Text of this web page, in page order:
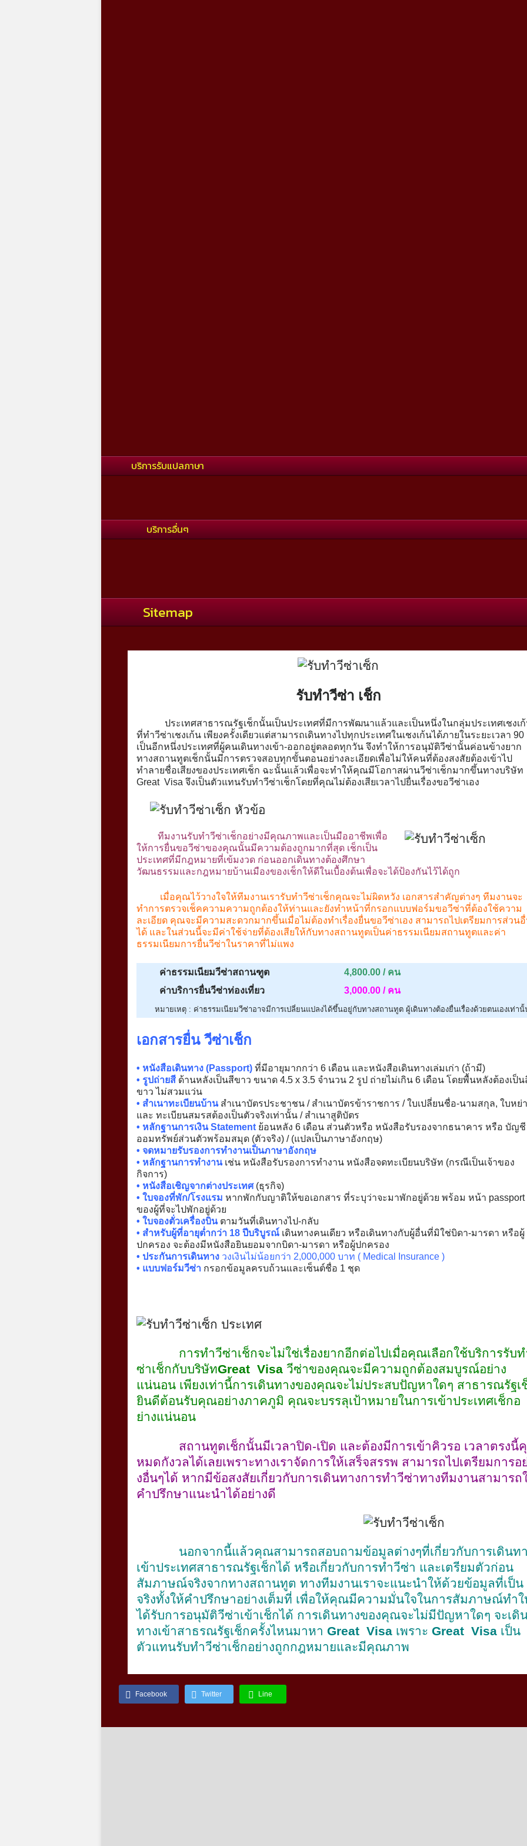
บริการรับแปลภาษา
บริการอื่นๆ
Sitemap
รับทำวีซ่า เช็ก
ประเทศสาธารณรัฐเช็กนั้นเป็นประเทศที่มีการพัฒนาแล้วและเป็นหนึ่งในกลุ่มประเทศเชงเ
ที่ทำวีซ่าเชงเก้น เพียงครั้งเดียวแต่สามารถเดินทางไปทุกประเทศในเชงเก้นได้ภายในระยะเวลา 90
เป็นอีกหนึ่งประเทศที่ผู้คนเดินทางเข้า-ออกอยู่ตลอดทุกวัน จึงทำให้การอนุมัติวีซ่านั้นค่อนข้างยาก
ทางสถานทูตเช็กนั้นมีการตรวจสอบทุกขั้นตอนอย่างละเอียดเพื่อไม่ให้คนที่ต้องสงสัยต้องเข้าไป
ทำลายชื่อเสียงของประเทศเช็ก ฉะนั้นแล้วเพื่อจะทำให้คุณมีโอกาสผ่านวีซ่าเช็กมากขึ้นทางบริษัท
Great Visa จึงเป็นตัวแทนรับทำวีซ่าเช็กโดยที่คุณไม่ต้องเสียเวลาไปยื่นเรื่องขอวีซ่าเอง
ทีมงานรับทำวีซ่าเช็กอย่างมีคุณภาพและเป็นมืออาชีพเพื่อ
ให้การยื่นขอวีซ่าของคุณนั้นมีความต้องถูกมากที่สุด เช็กเป็น
ประเทศที่มีกฎหมายที่เข้มงวด ก่อนออกเดินทางต้องศึกษา
วัฒนธรรมและกฎหมายบ้านเมืองของเช็กให้ดีในเบื้องต้นเพื่อจะได้ป้องกันไว้ได้ถูก
เมื่อคุณไว้วางใจให้ทีมงานเรารับทำวีซ่าเช็กคุณจะไม่ผิดหวัง เอกสารสำคัญต่างๆ ทีมงานจะ
ทำการตรวจเช็คความความถูกต้องให้ท่านและยังทำหน้าที่กรอกแบบฟอร์มขอวีซ่าที่ต้องใช้ความ
ละเอียด คุณจะมีความสะดวกมากขึ้นเมื่อไม่ต้องทำเรื่องยื่นขอวีซ่าเอง สามารถไปเตรียมการส่วน
ได้ และในส่วนนี้จะมีค่าใช้จ่ายที่ต้องเสียให้กับทางสถานทูตเป็นค่าธรรมเนียมสถานทูตและค่า
ธรรมเนียมการยื่นวีซ่าในราคาที่ไม่แพง
ค่าธรรมเนียมวีซ่าสถานฑูต
4,800.00 / คน
ค่าบริการยื่นวีซ่าท่องเที่ยว
3,000.00 / คน
หมายเหตุ : ค่าธรรมเนียมวีซ่าอาจมีการเปลี่ยนแปลงได้ขึ้นอยู่กับทางสถานทูต ผู้เดินทางต้องยื่นเรื่องด้วยตนเองเท่านั้
เอกสารยื่น วีซ่าเช็ก
• หนังสือเดินทาง (Passport) ที่มีอายุมากกว่า 6 เดือน และหนังสือเดินทางเล่มเก่า (ถ้ามี)
• รูปถ่ายสี ด้านหลังเป็นสีขาว ขนาด 4.5 x 3.5 จำนวน 2 รูป ถ่ายไม่เกิน 6 เดือน โดยพื้นหลังต้องเป็น
ขาว ไม่สวมแว่น
• สำเนาทะเบียนบ้านสำเนาบัตรประชาชน / สำเนาบัตรข้าราชการ / ใบเปลี่ยนชื่อ-นามสกุล, ใบหย่า
และ ทะเบียนสมรสต้องเป็นตัวจริงเท่านั้น / สำเนาสูติบัตร
• หลักฐานการเงิน Statement ย้อนหลัง 6 เดือน ส่วนตัวหรือ หนังสือรับรองจากธนาคาร หรือ บัญชี
ออมทรัพย์ส่วนตัวพร้อมสมุด (ตัวจริง) / (แปลเป็นภาษาอังกฤษ)
• จดหมายรับรองการทำงานเป็นภาษาอังกฤษ
• หลักฐานการทำงานเช่น หนังสือรับรองการทำงาน หนังสือจดทะเบียนบริษัท (กรณีเป็นเจ้าของ
กิจการ)
• หนังสือเชิญจากต่างประเทศ(ธุรกิจ)
• ใบจองที่พัก/โรงแรม หากพักกับญาติให้ขอเอกสาร ที่ระบุว่าจะมาพักอยู่ด้วย พร้อม หน้า passport
ของผู้ที่จะไปพักอยู่ด้วย
• ใบจองตั่วเครื่องบินตามวันที่เดินทางไป-กลับ
• สำหรับผู้ที่อายุต่ำกว่า 18 ปีบริบูรณ์ เดินทางคนเดียว หรือเดินทางกับผู้อื่นที่มิใช่บิดา-มารดา หรือผู้
ปกครอง จะต้องมีหนังสือยินยอมจากบิดา-มารดา หรือผู้ปกครอง
• ประกันการเดินทาง วงเงินไม่น้อยกว่า 2,000,000 บาท ( Medical Insurance )
• แบบฟอร์มวีซ่า กรอกข้อมูลครบถ้วนและเซ็นต์ชื่อ 1 ชุด
การทำวีซ่าเช็กจะไม่ใช่เรื่องยากอีกต่อไปเมื่อคุณเลือกใช้บริการรับ
ซ่าเช็กกับบริษัทGreat Visa วีซ่าของคุณจะมีความถูกต้องสมบูรณ์อย่าง
แน่นอน เพียงเท่านี้การเดินทางของคุณจะไม่ประสบปัญหาใดๆ สาธารณรัฐเ
ยินดีต้อนรับคุณอย่างภาคภูมิ คุณจะบรรลุเป้าหมายในการเข้าประเทศเช็กอ
ย่างแน่นอน
สถานทูตเช็กนั้นมีเวลาปิด-เปิด และต้องมีการเข้าคิวรอ เวลาตรงนี้
หมดกังวลได้เลยเพราะทางเราจัดการให้เสร็จสรรพ สามารถไปเตรียมการอ
งอื่นๆได้ หากมีข้อสงสัยเกี่ยวกับการเดินทางการทำวีซ่าทางทีมงานสามารถ
คำปรึกษาแนะนำได้อย่างดี
นอกจากนี้แล้วคุณสามารถสอบถามข้อมูลต่างๆที่เกี่ยวกับการเดินท
เข้าประเทศสาธารณรัฐเช็กได้ หรือเกี่ยวกับการทำวีซ่า และเตรียมตัวก่อน
สัมภาษณ์จริงจากทางสถานทูต ทางทีมงานเราจะแนะนำให้ด้วยข้อมูลที่เป็น
จริงทั้งให้คำปรึกษาอย่างเต็มที่ เพื่อให้คุณมีความมั่นใจในการสัมภาษณ์ทำ
ได้รับการอนุมัติวีซ่าเข้าเช็กได้ การเดินทางของคุณจะไม่มีปัญหาใดๆ จะเดิ
ทางเข้าสาธรณรัฐเช็กครั้งไหนมาหา Great Visa เพราะ Great Visa เป็น
ตัวแทนรับทำวีซ่าเช็กอย่างถูกกฎหมายและมีคุณภาพ
Facebook Twitter Line